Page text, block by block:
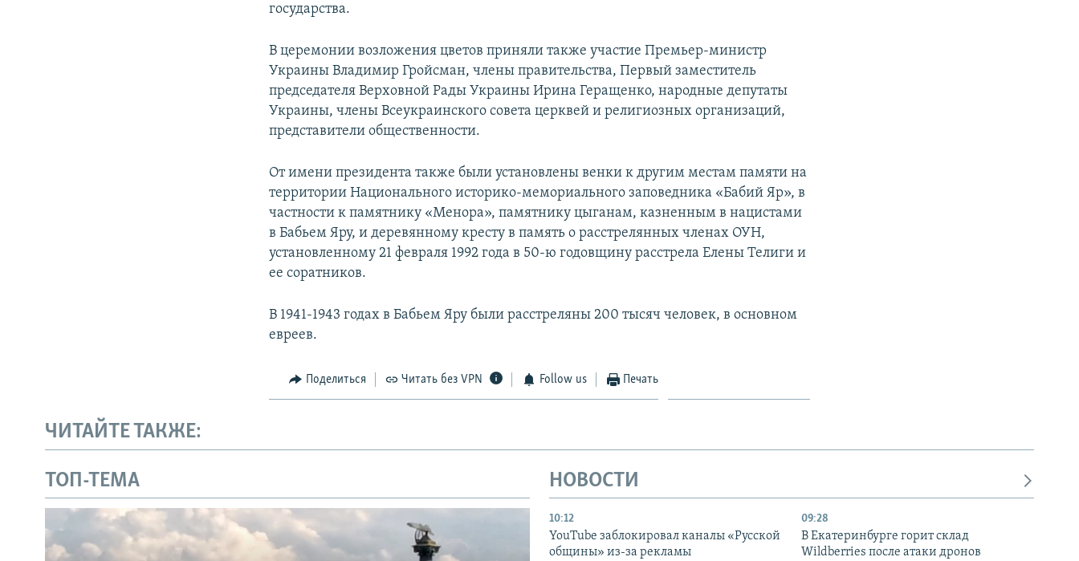
государства.
В церемонии возложения цветов приняли также участие Премьер-министр
Украины Владимир Гройсман, члены правительства, Первый заместитель
председателя Верховной Рады Украины Ирина Геращенко, народные депутаты
Украины, члены Всеукраинского совета церквей и религиозных организаций,
представители общественности.
От имени президента также были установлены венки к другим местам памяти на
территории Национального историко-мемориального заповедника «Бабий Яр», в
частности к памятнику «Менора», памятнику цыганам, казненным в нацистами
в Бабьем Яру, и деревянному кресту в память о расстрелянных членах ОУН,
установленному 21 февраля 1992 года в 50-ю годовщину расстрела Елены Телиги и
ее соратников.
В 1941-1943 годах в Бабьем Яру были расстреляны 200 тысяч человек, в основном
евреев.
Поделиться Читать без VPN Follow us Печать
ЧИТАЙТЕ ТАКЖЕ:
ТОП-ТЕМА НОВОСТИ
10:12
YouTube заблокировал каналы «Русской
общины» из-за рекламы
09:28
В Екатеринбурге горит склад
Wildberries после атаки дронов